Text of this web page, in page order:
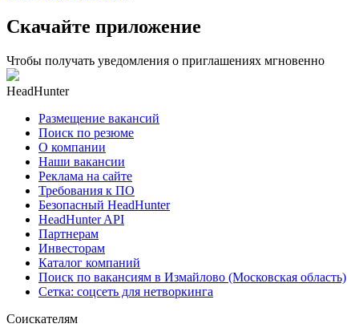
Скачайте приложение
Чтобы получать уведомления о приглашениях мгновенно
HeadHunter
Размещение вакансий
Поиск по резюме
О компании
Наши вакансии
Реклама на сайте
Требования к ПО
Безопасный HeadHunter
HeadHunter API
Партнерам
Инвесторам
Каталог компаний
Поиск по вакансиям в Измайлово (Московская область)
Сетка: соцсеть для нетворкинга
Соискателям